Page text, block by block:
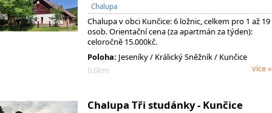
Chalupa
Chalupa v obci Kunčice: 6 ložnic, celkem pro 1 až 19
osob. Orientační cena (za apartmán za týden):
celoročně 15.000kč.
Poloha: Jeseníky/ Králický Sněžník/ Kunčice
0.6km
více »
Chalupa Tři studánky - Kunčice